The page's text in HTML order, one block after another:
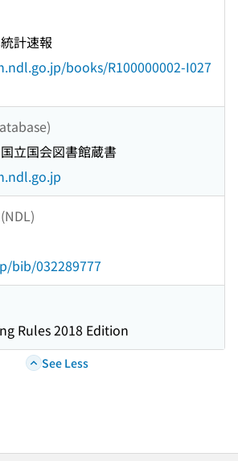
計速報
books/R100000002-I027
立国会図書館蔵書
bib/032289777
Rules 2018 Edition
See Less